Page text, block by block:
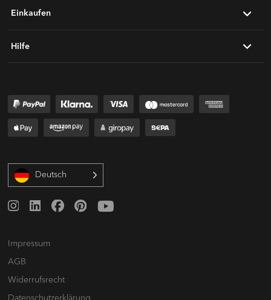
Einkaufen
Hilfe
Deutsch
Impressum
AGB
Widerrufsrecht